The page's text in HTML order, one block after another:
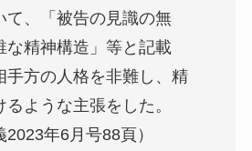
て、「被告の見識の無
な精神構造」等と記載
手方の人格を非難し、精
ような主張をした。
2023年6月号88頁）